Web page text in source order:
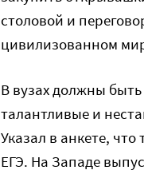
столовой и
цивилизованном
В вузах должны
талантливые и
Указал в анкете,
ЕГЭ. На Западе